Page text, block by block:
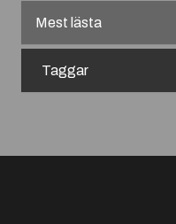
Mest lästa
Taggar